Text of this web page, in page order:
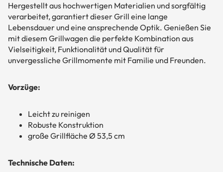
Hergestellt aus hochwertigen Materialien und sorgfältig
verarbeitet, garantiert dieser Grill eine lange
Lebensdauer und eine ansprechende Optik. Genießen Sie
mit diesem Grillwagen die perfekte Kombination aus
Vielseitigkeit, Funktionalität und Qualität für
unvergessliche Grillmomente mit Familie und Freunden.
Vorzüge:
Leicht zu reinigen
Robuste Konstruktion
große Grillfläche Ø 53,5 cm
Technische Daten: